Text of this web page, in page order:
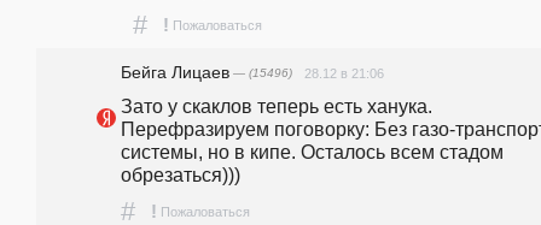
# ! Пожаловаться
Бейга Лицаев — (15496) 28.12 в 21:06
Зато у скаклов теперь есть ханука.
Перефразируем поговорку: Без газо-
системы, но в кипе. Осталось всем стадом
обрезаться)))
# ! Пожаловаться